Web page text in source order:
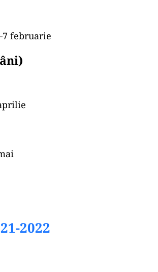
februarie
2022